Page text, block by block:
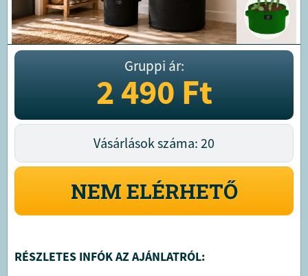
Gruppi ár:
2 490Ft
Vásárlások száma: 20
NEM ELÉRHETŐ
RÉSZLETES INFÓK AZ AJÁNLATRÓL: